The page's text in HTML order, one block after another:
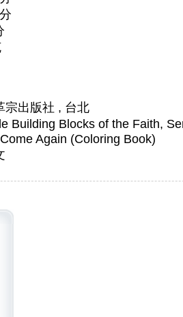
宗出版社 , 台北
Building Blocks of the Faith,
Again (Coloring Book)